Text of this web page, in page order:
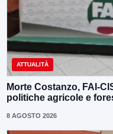
ATTUALITÀ
Morte Costanzo, FAI-
politiche agricole e
8 AGOSTO 2026